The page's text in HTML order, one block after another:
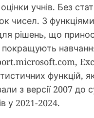
учнів. Без
чисел. З
рішень, що
функцій,
з версії 2007 до
у 2021-2024.